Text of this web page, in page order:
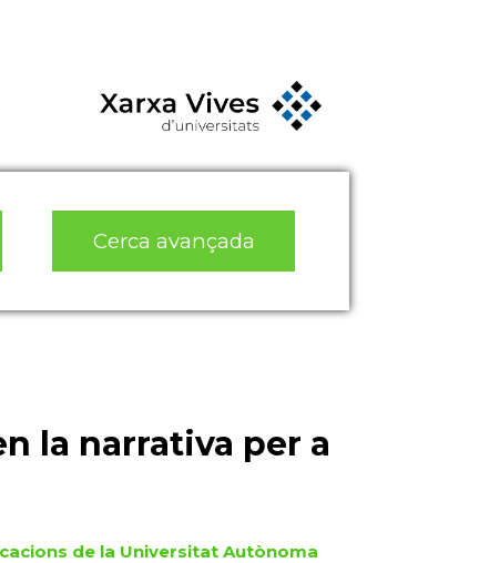
Cerca avançada
la narrativa per a
de la Universitat Autònoma